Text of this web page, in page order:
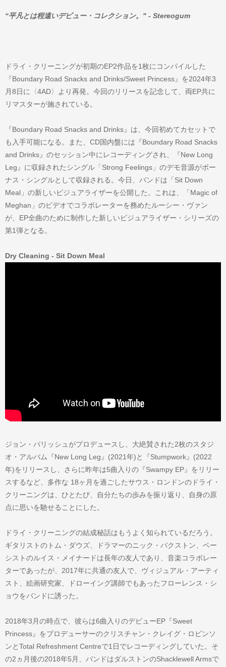
“平凡とは程遠いデビュー・コレクション。" - Stereogum
ドライ・クリーニングが初期のEP2作品を1枚にコンパイルした
『Boundary Road Snacks and Drinks/Sweet Princess』を2024年3
月8日に〈4AD〉より再発。今回のリリースを記念して、両EP共に
リマスターが施されている。
『Boundary Road Snacks and Drinks』は、今回初めてカセットで
も入手可能になる。また、CD国内盤には『Boundary Road Snacks
and Drinks』のセッション中にレコーディングされ、『New Long
Leg』に収録されたシングル「Strong Feelings」のデモ音源がボー
ナス・シングルとして収録される。今日、バンドは「Sit Down
Meal」の新しいビジュアライザーを公開した。これは、「Magic of
Meghan」のビデオでコラボレーターを務めたルーシー・ヴァン
が、EP全曲のために制作した新しいビジュアライザー・シリーズの
第1弾となる。
Dry Cleaning - Sit Down Meal
ジョン・パリッシュがプロデュースし、大絶賛された2枚のスタジ
オ・アルバム『New Long Leg』(2021年)と『Stumpwork』(2022
年)をリリースし、さらに昨年は5曲入りの『Swampy EP』をリリー
スするなど、多作な 18ヶ月を過ごしたサウス・ロンドンのドライ・
クリーニングは、ひとたび、自分たちの歩みを振り返り、自身の原
点に思いを馳せることにした。
ドライ・クリーニングの結成秘話はもうよく知られているだろう。
ギタリストのトム・ダウズ、ドラマーのニック・バクストン、ベー
シストのルイス・メイナードは長年の友人であり、音楽コラボレー
ターであったが、2017年に共通の友人で、ヴィジュアル・アーティ
スト、絵画研究家、ドローイング講師でもあったフローレンス・シ
ョウをバンドに誘った。
2018年3月の時点で、彼らは6曲入りのデビューEP『Sweet
Princess』をプロデューサーのクリスチャン・クレイグ・ロビンソ
ンとTotal Refreshment Centreで1日でレコーディングしていた。そ
の2ヵ月後の2018年5月、バンドはダルストンのShacklewell Armsで